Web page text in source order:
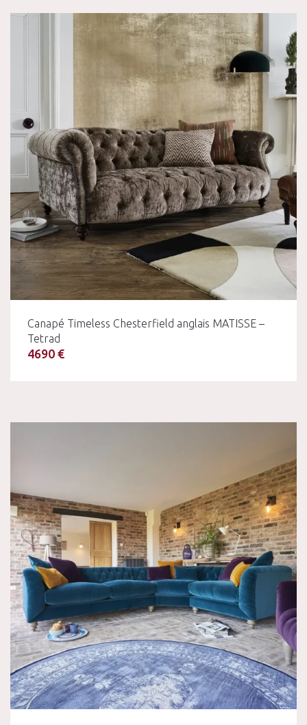
Canapé Timeless Chesterfield anglais MATISSE –
Tetrad
4690 €